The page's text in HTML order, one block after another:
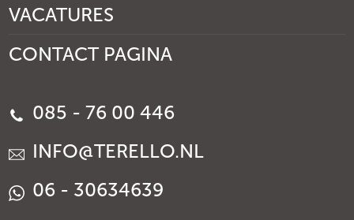
VACATURES
CONTACT PAGINA
085 - 76 00 446
INFO@TERELLO.NL
06 - 30634639